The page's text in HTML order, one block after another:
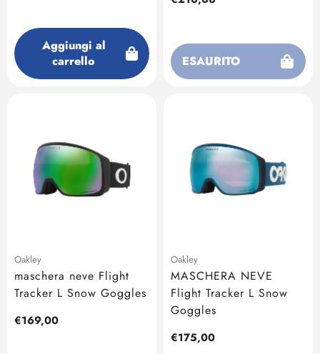
Aggiungi al
carrello
ESAURITO
Oakley
maschera neve Flight
Tracker L Snow Goggles
Prezzo
€169,00
Oakley
MASCHERA NEVE
Flight Tracker L Snow
Goggles
Prezzo
€175,00